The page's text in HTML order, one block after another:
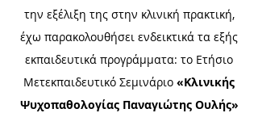
την εξέλιξη της στην κλινική πρακτική,
έχω παρακολουθήσει ενδεικτικά τα εξής
εκπαιδευτικά προγράμματα: το Ετήσιο
Μετεκπαιδευτικό Σεμινάριο «Κλινικής
Ψυχοπαθολογίας Παναγιώτης Ουλής»